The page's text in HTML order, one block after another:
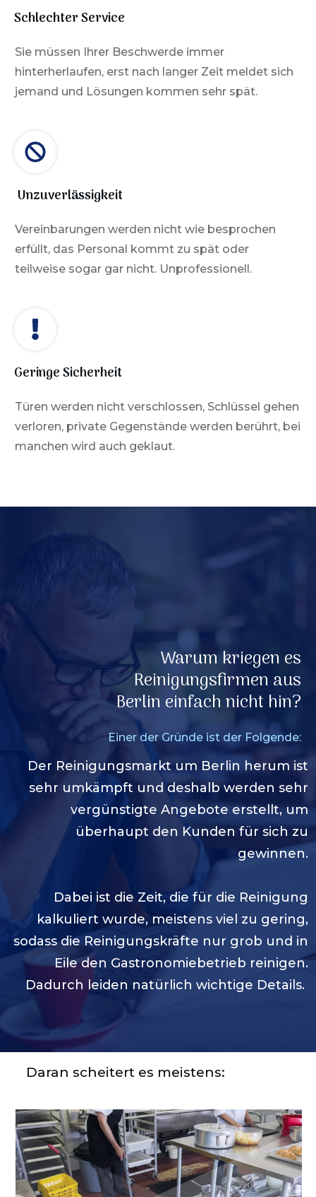
Schlechter Service
Sie müssen Ihrer Beschwerde immer
hinterherlaufen, erst nach langer Zeit meldet sich
jemand und Lösungen kommen sehr spät.
Unzuverlässigkeit
Vereinbarungen werden nicht wie besprochen
erfüllt, das Personal kommt zu spät oder
teilweise sogar gar nicht. Unprofessionell.
Geringe Sicherheit
Türen werden nicht verschlossen, Schlüssel gehen
verloren, private Gegenstände werden berührt, bei
manchen wird auch geklaut.
Warum kriegen es
Reinigungsfirmen aus
Berlin einfach nicht hin?
Einer der Gründe ist der Folgende:
Der Reinigungsmarkt um Berlin herum ist
sehr umkämpft und deshalb werden sehr
vergünstigte Angebote erstellt, um
überhaupt den Kunden für sich zu
gewinnen.
Dabei ist die Zeit, die für die Reinigung
kalkuliert wurde, meistens viel zu gering,
sodass die Reinigungskräfte nur grob und in
Eile den Gastronomiebetrieb reinigen.
Dadurch leiden natürlich wichtige Details.
Daran scheitert es meistens: